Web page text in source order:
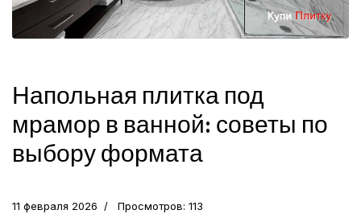
Напольная плитка под
мрамор в ванной: советы по
выбору формата
11 февраля 2026 Просмотров: 113